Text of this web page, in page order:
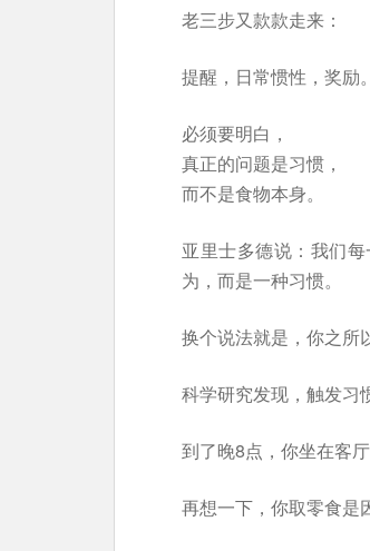
老三步又款款走来：
提醒，日常惯性，奖励。
必须要明白，
真正的问题是习惯，
而不是食物本身。
亚里士多德说：我们
为，而是一种习惯。
换个说法就是，你之所
科学研究发现，触发习
到了晚8点，你坐在客
再想一下，你取零食是